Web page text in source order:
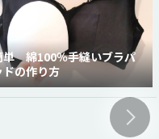
単 綿100％手縫いブラパ
ドの作り方